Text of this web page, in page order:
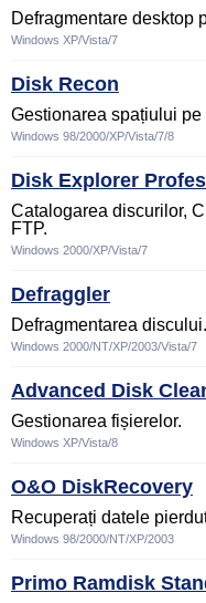
Defragmentare desktop
Windows XP/Vista/7
Disk Recon
Gestionarea spațiului pe
Windows 98/2000/XP/Vista/7/8
Disk Explorer
Catalogarea discurilor,
FTP.
Windows 2000/XP/Vista/7
Defraggler
Defragmentarea discului.
Windows 2000/NT/XP/2003/Vista/7
Advanced Disk
Gestionarea fișierelor.
Windows XP/Vista/8
O&O DiskRecovery
Recuperați datele
Windows 98/2000/NT/XP/2003
Primo Ramdisk